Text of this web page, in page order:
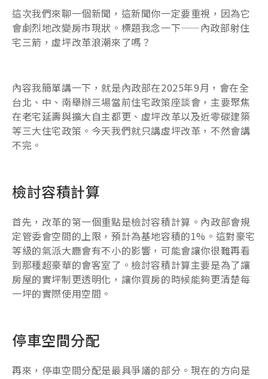
這次我們來聊一個新聞，這新聞你一定要重視，因為它
會劇烈地改變房市現狀。標題我念一下——內政部射住
宅三箭，虛坪改革浪潮來了嗎？
內容我簡單講一下，就是內政部在2025年9月，會在全
台北、中、南舉辦三場當前住宅政策座談會，主要聚焦
在老宅延壽與擴大自主都更、虛坪改革以及近零碳建築
等三大住宅政策。今天我們就只講虛坪改革，不然會講
不完。
檢討容積計算
首先，改革的第一個重點是檢討容積計算。內政部會規
定管委會空間的上限，預計為基地容積的1%。這對豪宅
等級的氣派大廳會有不小的影響，可能會讓你很難再看
到那種超豪華的會客室了。檢討容積計算主要是為了讓
房屋的實坪制更透明化，讓你買房的時候能夠更清楚每
一坪的實際使用空間。
停車空間分配
再來，停車空間分配是最具爭議的部分。現在的方向是